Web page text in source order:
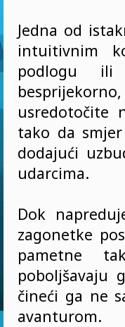
Jedna od
intuitivnim
podlogu ili
usredotočite
tako da
dodajući
udarcima.
Dok
zagonetke
pametne
poboljšavaju
čineći ga ne
avanturom.